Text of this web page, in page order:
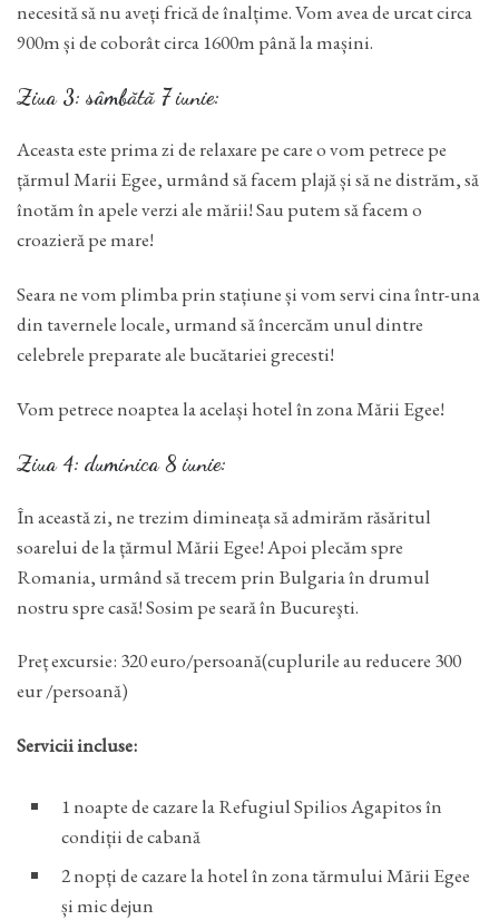
necesită să nu aveți frică de înalțime. Vom avea de urcat circa
900m și de coborât circa 1600m până la mașini.
Ziua 3: sâmbătă 7 iunie:
Aceasta este prima zi de relaxare pe care o vom petrece pe
țărmul Marii Egee, urmând să facem plajă și să ne distrăm, să
înotăm în apele verzi ale mării! Sau putem să facem o
croazieră pe mare!
Seara ne vom plimba prin stațiune și vom servi cina într-una
din tavernele locale, urmand să încercăm unul dintre
celebrele preparate ale bucătariei grecesti!
Vom petrece noaptea la același hotel în zona Mării Egee!
Ziua 4: duminica 8 iunie:
În această zi, ne trezim dimineața să admirăm răsăritul
soarelui de la țărmul Mării Egee! Apoi plecăm spre
Romania, urmând să trecem prin Bulgaria în drumul
nostru spre casă! Sosim pe seară în Bucureşti.
Preț excursie: 320 euro/persoană(cuplurile au reducere 300
eur /persoană)
Servicii incluse:
1 noapte de cazare la Refugiul Spilios Agapitos în
condiții de cabană
2 nopți de cazare la hotel în zona tărmului Mării Egee
și mic dejun